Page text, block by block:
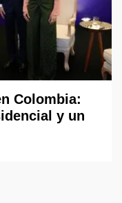
Colombia:
y un